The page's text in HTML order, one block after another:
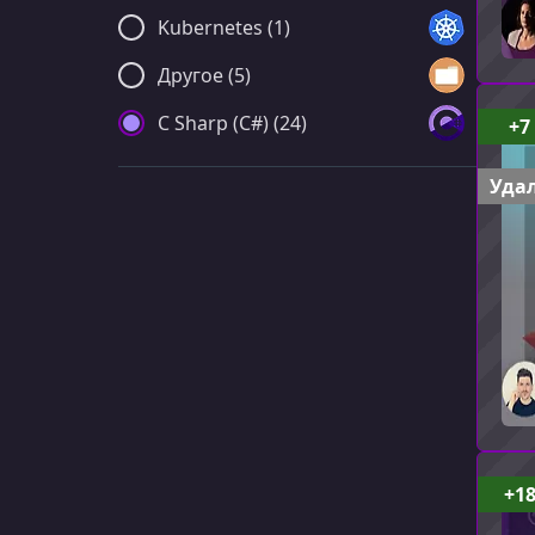
Kubernetes (1)
Другое (5)
C Sharp (C#) (24)
+7
+18